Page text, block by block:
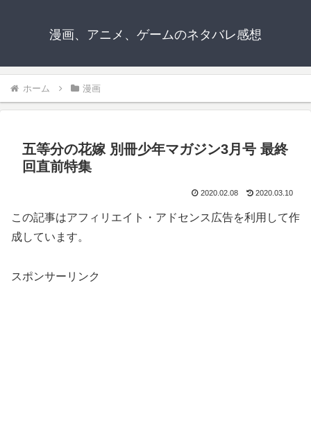
漫画、アニメ、ゲームのネタバレ感想
ホーム 漫画
五等分の花嫁 別冊少年マガジン3月号 最終
回直前特集
2020.02.08 2020.03.10
この記事はアフィリエイト・アドセンス広告を利用して作
成しています。
スポンサーリンク